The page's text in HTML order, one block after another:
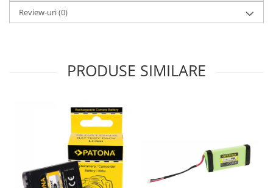
Telefoane mobile
Custi aparate foto-video
Review-uri(0)
PRODUSE SIMILARE